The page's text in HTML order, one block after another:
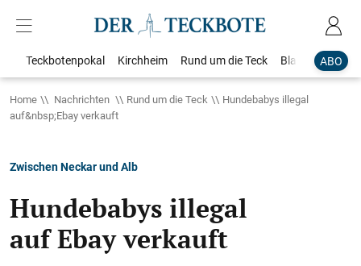
ABO
Teckbotenpokal Kirchheim Rund um die Teck Blaulicht
Home Nachrichten Rund um die Teck
Hundebabys illegal
auf&nbsp;Ebay verkauft
Zwischen Neckar und Alb
Hundebabys illegal
auf Ebay verkauft